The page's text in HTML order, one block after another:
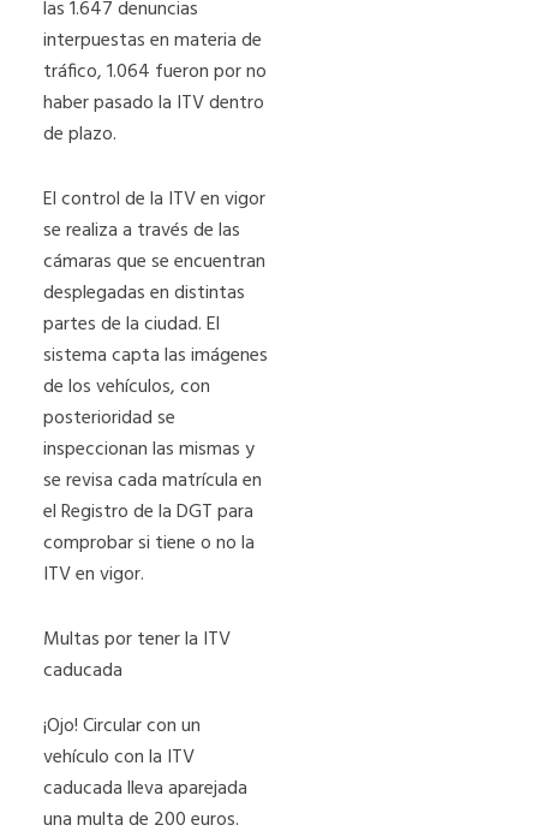
las 1.647 denuncias
interpuestas en materia de
tráfico, 1.064 fueron por no
haber pasado la ITV dentro
de plazo.
El control de la ITV en vigor
se realiza a través de las
cámaras que se encuentran
desplegadas en distintas
partes de la ciudad. El
sistema capta las imágenes
de los vehículos, con
posterioridad se
inspeccionan las mismas y
se revisa cada matrícula en
el Registro de la DGT para
comprobar si tiene o no la
ITV en vigor.
Multas por tener la ITV
caducada
¡Ojo! Circular con un
vehículo con la ITV
caducada lleva aparejada
una multa de 200 euros.